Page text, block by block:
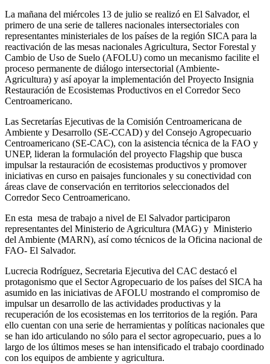
La mañana del miércoles 13 de julio se realizó en El Salvador, el
primero de una serie de talleres nacionales intersectoriales con
representantes ministeriales de los países de la región SICA para la
reactivación de las mesas nacionales Agricultura, Sector Forestal y
Cambio de Uso de Suelo (AFOLU) como un mecanismo facilite el
proceso permanente de diálogo intersectorial (Ambiente-
Agricultura) y así apoyar la implementación del Proyecto Insignia
Restauración de Ecosistemas Productivos en el Corredor Seco
Centroamericano.
Las Secretarías Ejecutivas de la Comisión Centroamericana de
Ambiente y Desarrollo (SE-CCAD) y del Consejo Agropecuario
Centroamericano (SE-CAC), con la asistencia técnica de la FAO y
UNEP, lideran la formulación del proyecto Flagship que busca
impulsar la restauración de ecosistemas productivos y promover
iniciativas en curso en paisajes funcionales y su conectividad con
áreas clave de conservación en territorios seleccionados del
Corredor Seco Centroamericano.
En esta mesa de trabajo a nivel de El Salvador participaron
representantes del Ministerio de Agricultura (MAG) y Ministerio
del Ambiente (MARN), así como técnicos de la Oficina nacional de
FAO- El Salvador.
Lucrecia Rodríguez, Secretaria Ejecutiva del CAC destacó el
protagonismo que el Sector Agropecuario de los países del SICA ha
asumido en las iniciativas de AFOLU mostrando el compromiso de
impulsar un desarrollo de las actividades productivas y la
recuperación de los ecosistemas en los territorios de la región. Para
ello cuentan con una serie de herramientas y políticas nacionales que
se han ido articulando no sólo para el sector agropecuario, pues a lo
largo de los últimos meses se han intensificado el trabajo coordinado
con los equipos de ambiente y agricultura.